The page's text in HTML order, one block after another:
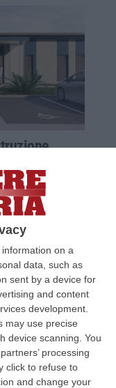
on a
data, such as
sent by a device for
and content
development.
may use precise
device scanning. You
processing
click to refuse to
and change your
avere un